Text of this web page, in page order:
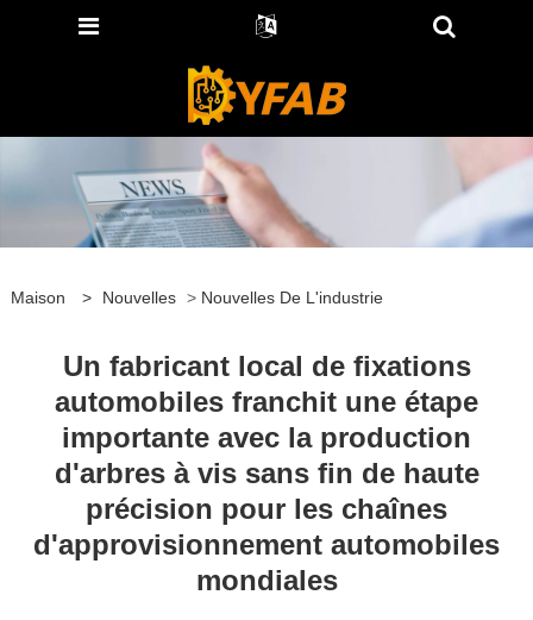
Maison > Nouvelles > Nouvelles De L'industrie
Un fabricant local de fixations
automobiles franchit une étape
importante avec la production
d'arbres à vis sans fin de haute
précision pour les chaînes
d'approvisionnement automobiles
mondiales